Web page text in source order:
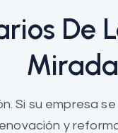
De
Si su empresa
y